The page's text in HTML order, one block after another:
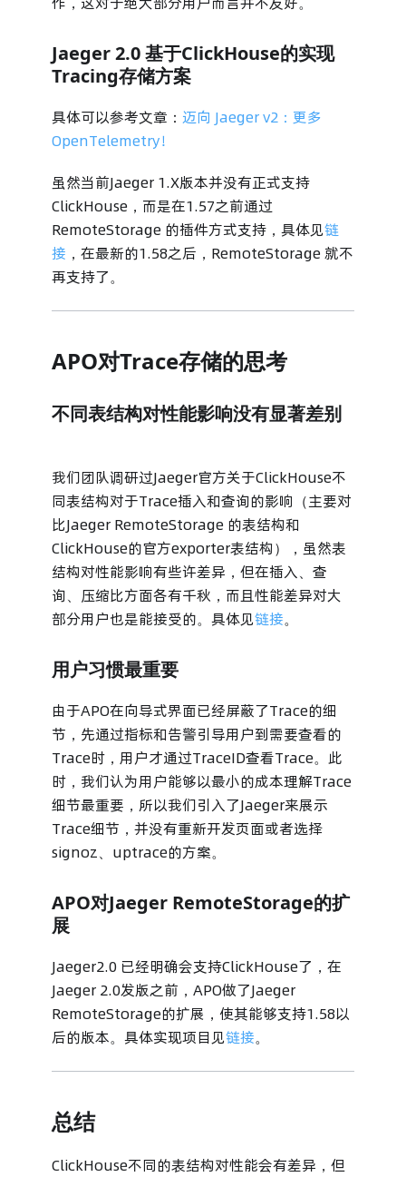
Jaeger 2.0 基于ClickHouse的实现
Tracing存储方案
具体可以参考文章： 迈向 Jaeger v2：更多
OpenTelemetry！
虽然当前Jaeger 1.X版本并没有正式支持
ClickHouse，而是在1.57之前通过
RemoteStorage 的插件方式支持，具体见链
接 ，在最新的1.58之后，RemoteStorage 就不
再支持了。
APO对Trace存储的思考
不同表结构对性能影响没有显著差别
我们团队调研过Jaeger官方关于ClickHouse不
同表结构对于Trace插入和查询的影响（主要对
比Jaeger RemoteStorage 的表结构和
ClickHouse的官方exporter表结构），虽然表
结构对性能影响有些许差异，但在插入、查
询、压缩比方面各有千秋，而且性能差异对大
部分用户也是能接受的。具体见链接。
用户习惯最重要
由于APO在向导式界面已经屏蔽了Trace的细
节，先通过指标和告警引导用户到需要查看的
Trace时，用户才通过TraceID查看Trace。此
时，我们认为用户能够以最小的成本理解Trace
细节最重要，所以我们引入了Jaeger来展示
Trace细节，并没有重新开发页面或者选择
signoz、uptrace的方案。
APO对Jaeger RemoteStorage的扩
展
Jaeger2.0 已经明确会支持ClickHouse了，在
Jaeger 2.0发版之前，APO做了Jaeger
RemoteStorage的扩展，使其能够支持1.58以
后的版本。具体实现项目见链接。
总结
ClickHouse不同的表结构对性能会有差异，但